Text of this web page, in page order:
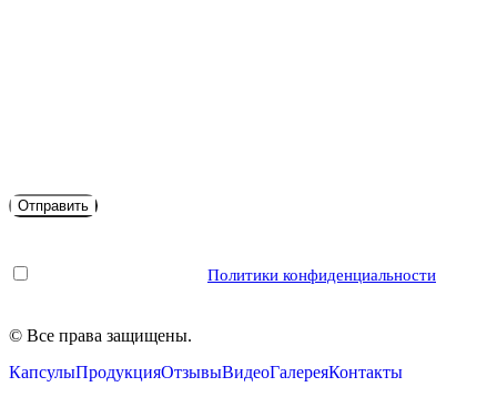
Политики конфиденциальности
© Все права защищены.
КапсулыПродукцияОтзывыВидеоГалереяКонтакты